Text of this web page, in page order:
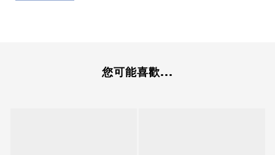
您可能喜歡...